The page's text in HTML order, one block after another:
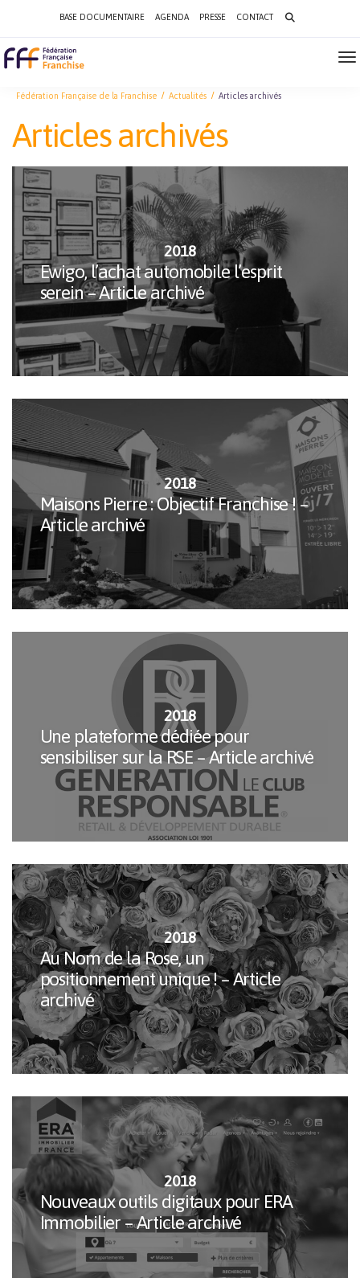
BASE DOCUMENTAIRE AGENDA PRESSE CONTACT
Search
for:
Fédération Française de la Franchise Actualités Articles archivés
Articles archivés
2018
Ewigo, l’achat automobile l’esprit
serein – Article archivé
2018
Maisons Pierre : Objectif Franchise ! –
Article archivé
2018
Une plateforme dédiée pour
sensibiliser sur la RSE – Article archivé
2018
Au Nom de la Rose, un
positionnement unique ! – Article
archivé
2018
Nouveaux outils digitaux pour ERA
Immobilier – Article archivé